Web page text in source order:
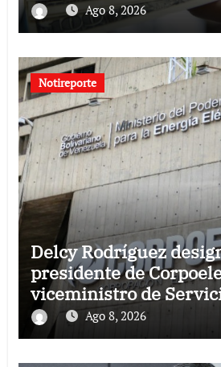
Ago 8, 2026
Notireporte
Delcy Rodríguez
presidente de
viceministro de
Ago 8, 2026